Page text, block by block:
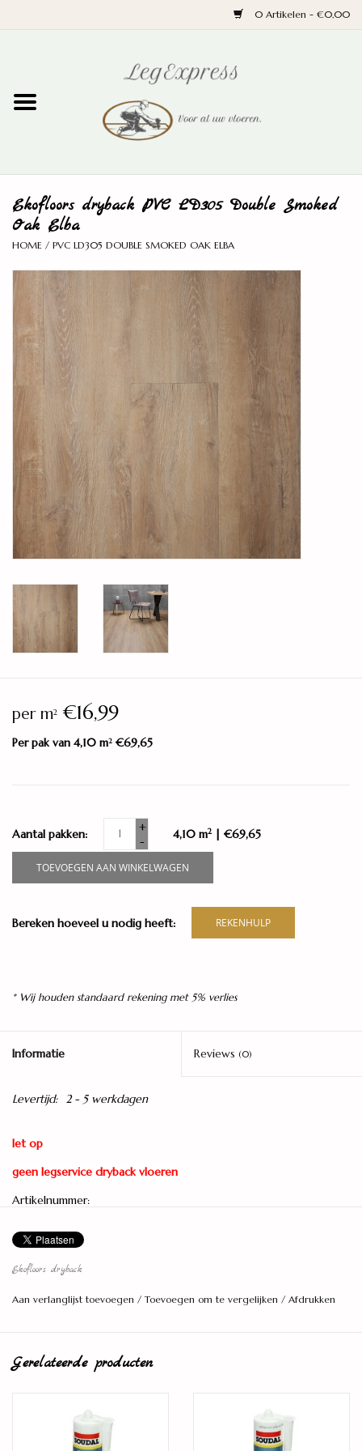
0 Artikelen - €0,00
Parket
Wand en trap
Legservice
Showroom
Merken
Ekofloors dryback PVC LD305 Double Smoked
Oak Elba
HOME / PVC LD305 DOUBLE SMOKED OAK ELBA
per m2 €16,99
Per pak van 4,10 m2 €69,65
Aantal pakken:
+
-
4,10 m2 | €69,65
TOEVOEGEN AAN WINKELWAGEN
Bereken hoeveel u nodig heeft: REKENHULP
* Wij houden standaard rekening met 5% verlies
Informatie Reviews (0)
Levertijd: 2 - 5 werkdagen
let op
geen legservice dryback vloeren
Artikelnummer:
Click / Dryback
Dryback
Afmetingen
4,10 m²
Ekofloors dryback
Aan verlanglijst toevoegen /Toevoegen om te vergelijken / Afdrukken
Gerelateerde producten